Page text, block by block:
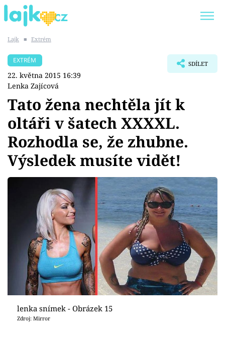
SHOPAHOLICADEL
Témata
Showbyznys
Youtubeři
Virály
Sex a vztahy
Videa
Sledujte prima+
Přihlášení
Lajk ■ Extrém
EXTRÉM
22. května 2015 16:39
Lenka Zajícová
SDÍLET
Tato žena nechtěla jít k
oltáři v šatech XXXXL.
Rozhodla se, že zhubne.
Výsledek musíte vidět!
lenka snímek - Obrázek 15
Zdroj: Mirror